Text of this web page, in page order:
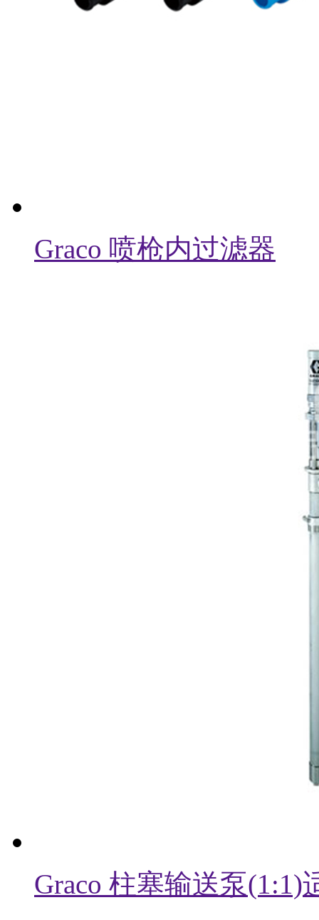
Graco 喷枪内过滤器
Graco 柱塞输送泵